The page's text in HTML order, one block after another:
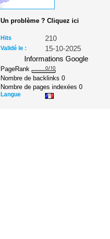
Un problème ? Cliquez ici
Hits 210
Validé le :
15-10-2025
Informations Google
PageRank
Nombre de backlinks0
Nombre de pages indexées0
Langue